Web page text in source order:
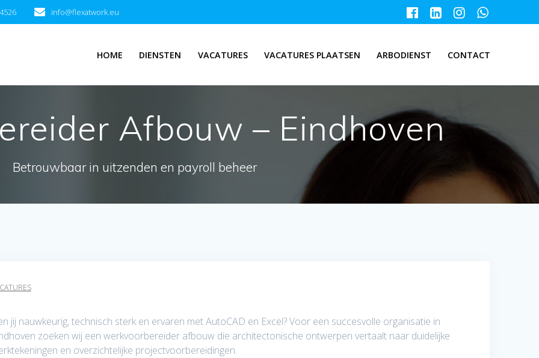
info@flexatwork.eu
HOME DIENSTEN VACATURES VACATURES PLAATSEN ARBODIENST CONTACT
Afbouw – Eindhoven
Betrouwbaar in uitzenden en payroll beheer
jij nauwkeurig, technisch sterk en ervaren met AutoCAD en Excel? Voor een succesvolle organisatie in
zoeken wij een werkvoorbereider afbouw die architectonische ontwerpen vertaalt naar duidelijke
en overzichtelijke projectvoorbereidingen.